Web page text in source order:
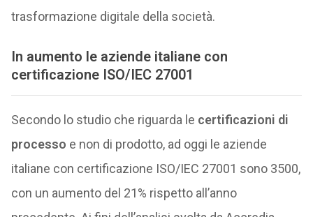
trasformazione digitale della società.
In aumento le aziende italiane con
certificazione ISO/IEC 27001
Secondo lo studio che riguarda le certificazioni di
processo e non di prodotto, ad oggi le aziende
italiane con certificazione ISO/IEC 27001 sono 3500,
con un aumento del 21% rispetto all’anno